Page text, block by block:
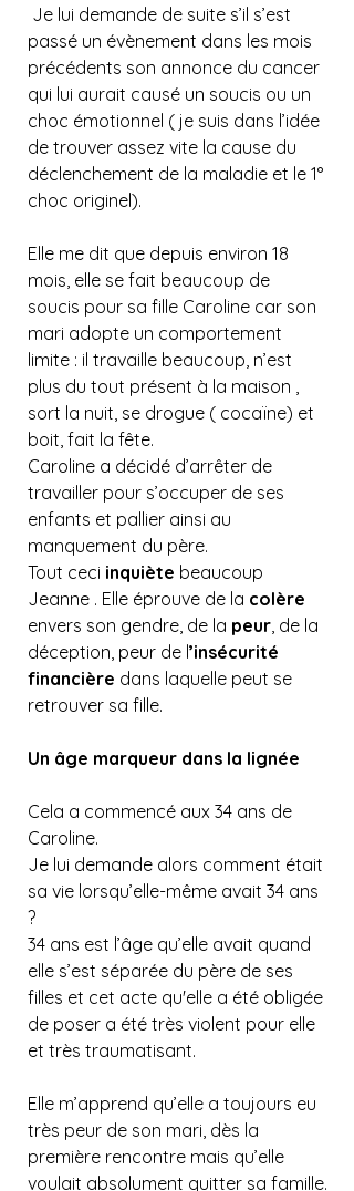
passé un évènement dans les mois
précédents son annonce du cancer
qui lui aurait causé un soucis ou un
choc émotionnel ( je suis dans l’idée
de trouver assez vite la cause du
déclenchement de la maladie et le 1°
choc originel).
Elle me dit que depuis environ 18
mois, elle se fait beaucoup de
soucis pour sa fille Caroline car son
mari adopte un comportement
limite : il travaille beaucoup, n’est
plus du tout présent à la maison ,
sort la nuit, se drogue ( cocaïne) et
boit, fait la fête.
Caroline a décidé d’arrêter de
travailler pour s’occuper de ses
enfants et pallier ainsi au
manquement du père.
Tout ceci inquiète beaucoup
Jeanne . Elle éprouve de la colère
envers son gendre, de la peur, de la
déception, peur de l’insécurité
financière dans laquelle peut se
retrouver sa fille.
Un âge marqueur dans la lignée
Cela a commencé aux 34 ans de
Caroline.
Je lui demande alors comment était
sa vie lorsqu’elle-même avait 34 ans
?
34 ans est l’âge qu’elle avait quand
elle s’est séparée du père de ses
filles et cet acte qu'elle a été obligée
de poser a été très violent pour elle
et très traumatisant.
Elle m’apprend qu’elle a toujours eu
très peur de son mari, dès la
première rencontre mais qu’elle
voulait absolument quitter sa famille.